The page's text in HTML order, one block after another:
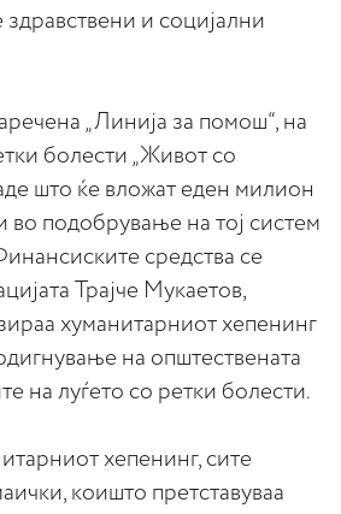
здравствени и социјални
„Линија за помош“, на
болести „Живот со
што ќе вложат еден милион
во подобрување на тој систем
средства се
Трајче Мукаетов,
хуманитарниот хепенинг
на општествената
на луѓето со ретки болести.
хепенинг, сите
коишто претставуваа